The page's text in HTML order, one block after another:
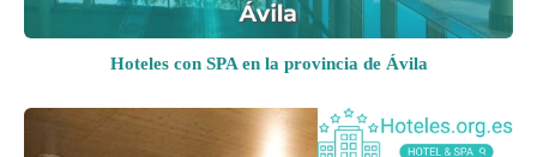
Hoteles con SPA en la provincia de Ávila